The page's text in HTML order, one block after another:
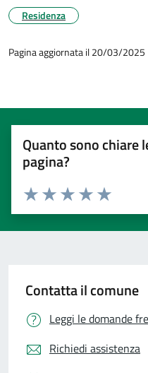
Residenza
Pagina aggiornata il 20/03/2025
Quanto sono chiare
pagina?
Valuta 5
Valuta 4 stelle
Valuta 3 stelle su
Valuta 2 stelle su 5
Valuta 1 stelle su 5
Contatta il comune
Leggi le domande
Richiedi assistenza